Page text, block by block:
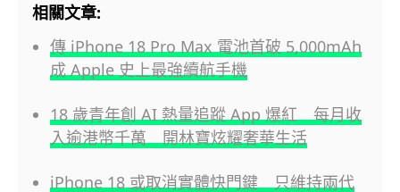
相關文章:
傳 iPhone 18 Pro Max 電池首破 5,000mAh
成 Apple 史上最強續航手機
18 歲青年創 AI 熱量追蹤 App 爆紅 每月收
入逾港幣千萬 開林寶炫耀奢華生活
iPhone 18 或取消實體快門鍵 只維持兩代